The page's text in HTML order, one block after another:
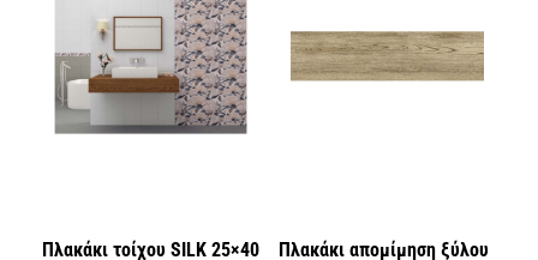
Πλακάκι τοίχου SILK 25×40
Πλακάκι απομίμηση ξύλου